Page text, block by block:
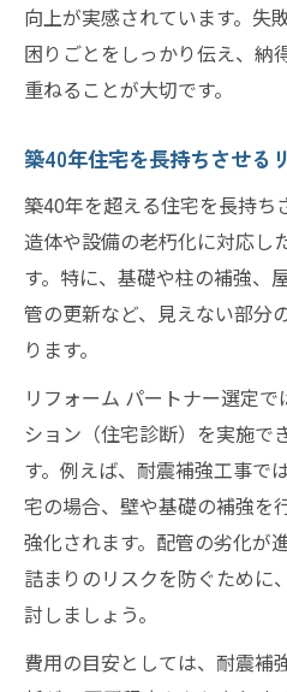
向上が実感されています。失
困りごとをしっかり伝え、納
重ねることが大切です。
築40年住宅を長持ちさせる
築40年を超える住宅を長持ち
造体や設備の老朽化に対応し
す。特に、基礎や柱の補強、
管の更新など、見えない部分
ります。
リフォーム パートナー選定
ション（住宅診断）を実施で
す。例えば、耐震補強工事で
宅の場合、壁や基礎の補強を
強化されます。配管の劣化が
詰まりのリスクを防ぐために
討しましょう。
費用の目安としては、耐震補